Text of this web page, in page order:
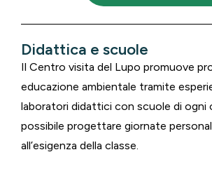
Didattica e scuole
Il Centro visita del Lupo promuove
educazione ambientale tramite
laboratori didattici con scuole di ogni
possibile progettare giornate
all’esigenza della classe.